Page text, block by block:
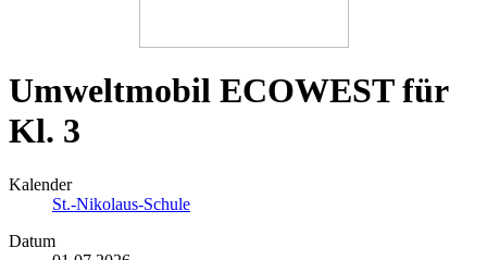
Umweltmobil ECOWEST für
Kl. 3
Kalender
St.-Nikolaus-Schule
Datum